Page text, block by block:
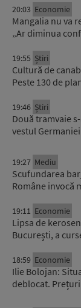
20:03 Economie
Mangalia nu va
„Ar diminua
19:55 Știri
Cultură de
Peste 130 de
19:46 Știri
Două tramvaie
vestul
19:27 Mediu
Scufundarea
Române invocă
19:11 Economie
Lipsa de
București, a
18:59 Economie
Ilie Bolojan:
deblocat.